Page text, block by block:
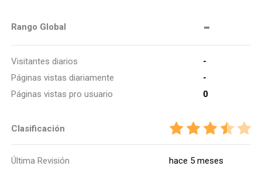
Rango Global -
Visitantes diarios
-
Páginas vistas diariamente
-
Páginas vistas pro usuario
0
Clasificación
Última Revisión hace 5 meses